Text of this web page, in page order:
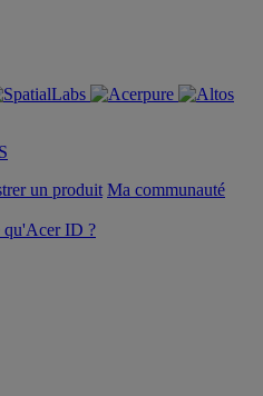
un produit Ma communauté
qu'Acer ID ?